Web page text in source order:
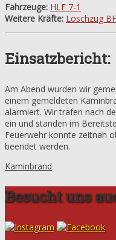
Fahrzeuge: HLF 7-1
Weitere Kräfte: Löschzug
Einsatzbericht:
Am Abend wurden wir
einem gemeldeten
alarmiert. Wir trafen nach
ein und standen im
Feuerwehr konnte zeitnah
beendet werden.
Kaminbrand
Besucht uns